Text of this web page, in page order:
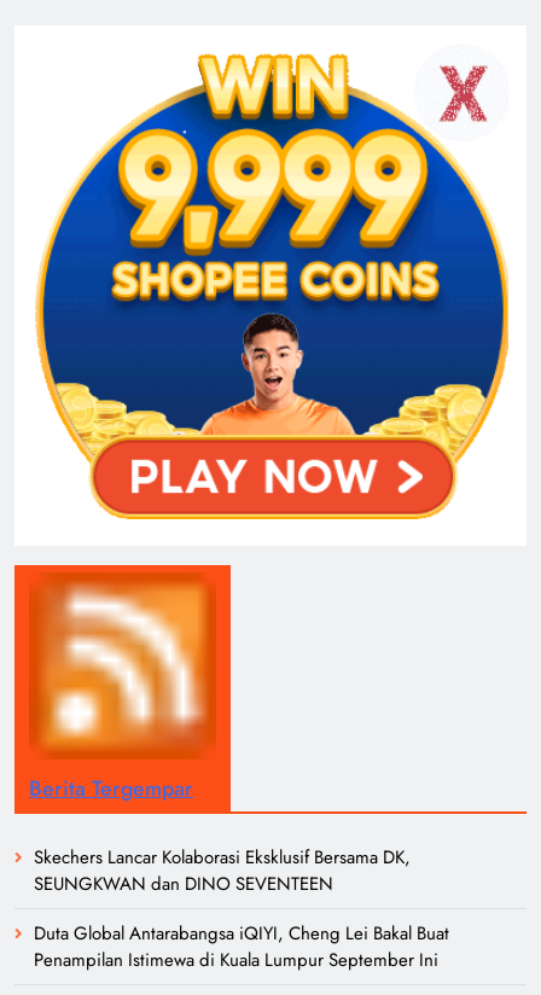
Berita Tergempar
Skechers Lancar Kolaborasi Eksklusif Bersama DK,
SEUNGKWAN dan DINO SEVENTEEN
Duta Global Antarabangsa iQIYI, Cheng Lei Bakal Buat
Penampilan Istimewa di Kuala Lumpur September Ini